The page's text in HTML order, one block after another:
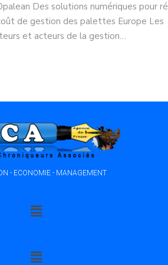
Des solutions numériques pour
de gestion des palettes Europe Les
et acteurs de la gestion…
- ECONOMIE - MANAGEMENT